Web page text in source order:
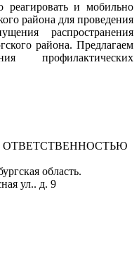
и мобильно
района для проведения
распространения
района. Предлагаем
профилактических
область.
ул.. д. 9